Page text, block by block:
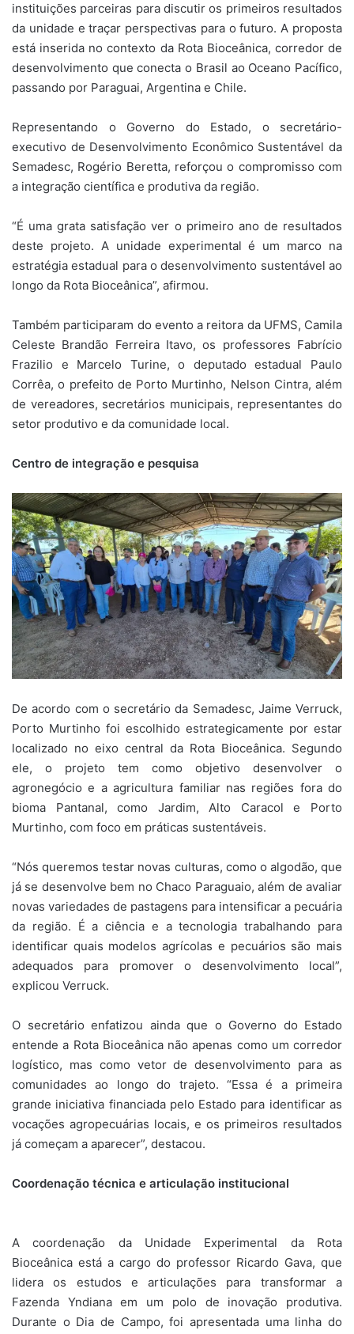
instituições parceiras para discutir os primeiros resultados
da unidade e traçar perspectivas para o futuro. A proposta
está inserida no contexto da Rota Bioceânica, corredor de
desenvolvimento que conecta o Brasil ao Oceano Pacífico,
passando por Paraguai, Argentina e Chile.
Representando o Governo do Estado, o secretário-
executivo de Desenvolvimento Econômico Sustentável da
Semadesc, Rogério Beretta, reforçou o compromisso com
a integração científica e produtiva da região.
“É uma grata satisfação ver o primeiro ano de resultados
deste projeto. A unidade experimental é um marco na
estratégia estadual para o desenvolvimento sustentável ao
longo da Rota Bioceânica”, afirmou.
Também participaram do evento a reitora da UFMS, Camila
Celeste Brandão Ferreira Itavo, os professores Fabrício
Frazilio e Marcelo Turine, o deputado estadual Paulo
Corrêa, o prefeito de Porto Murtinho, Nelson Cintra, além
de vereadores, secretários municipais, representantes do
setor produtivo e da comunidade local.
Centro de integração e pesquisa
De acordo com o secretário da Semadesc, Jaime Verruck,
Porto Murtinho foi escolhido estrategicamente por estar
localizado no eixo central da Rota Bioceânica. Segundo
ele, o projeto tem como objetivo desenvolver o
agronegócio e a agricultura familiar nas regiões fora do
bioma Pantanal, como Jardim, Alto Caracol e Porto
Murtinho, com foco em práticas sustentáveis.
“Nós queremos testar novas culturas, como o algodão, que
já se desenvolve bem no Chaco Paraguaio, além de avaliar
novas variedades de pastagens para intensificar a pecuária
da região. É a ciência e a tecnologia trabalhando para
identificar quais modelos agrícolas e pecuários são mais
adequados para promover o desenvolvimento local”,
explicou Verruck.
O secretário enfatizou ainda que o Governo do Estado
entende a Rota Bioceânica não apenas como um corredor
logístico, mas como vetor de desenvolvimento para as
comunidades ao longo do trajeto. “Essa é a primeira
grande iniciativa financiada pelo Estado para identificar as
vocações agropecuárias locais, e os primeiros resultados
já começam a aparecer”, destacou.
Coordenação técnica e articulação institucional
A coordenação da Unidade Experimental da Rota
Bioceânica está a cargo do professor Ricardo Gava, que
lidera os estudos e articulações para transformar a
Fazenda Yndiana em um polo de inovação produtiva.
Durante o Dia de Campo, foi apresentada uma linha do